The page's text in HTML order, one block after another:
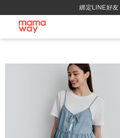
綁定LINE好友，